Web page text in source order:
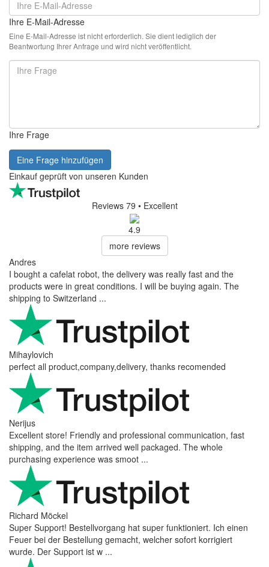
Ihre E-Mail-Adresse
Eine E-Mail-Adresse ist nicht erforderlich. Sie dient lediglich der
Beantwortung Ihrer Anfrage und wird nicht veröffentlicht.
Ihre Frage
Eine Frage hinzufügen
Einkauf geprüft von unseren Kunden
Reviews 79 • Excellent
4.9
more reviews
Andres
I bought a cafelat robot, the delivery was really fast and the
products were in great conditions. I will be buying again. The
shipping to Switzerland ...
Mihaylovich
perfect all product,company,delivery, thanks recomended
Nerijus
Excellent store! Friendly and professional communication, fast
shipping, and the item arrived well packaged. The whole
purchasing experience was smoot ...
Richard Möckel
Super Support! Bestellvorgang hat super funktioniert. Ich einen
Feuer bei der Bestellung gemacht, welcher sofort korrigiert
wurde. Der Support ist w ...